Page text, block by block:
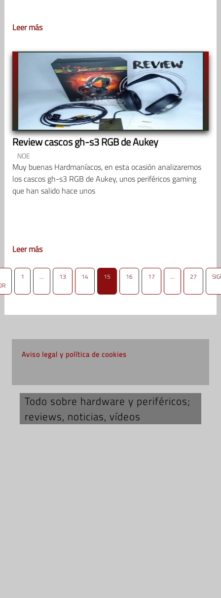
Leer más
Review cascos gh-s3 RGB de Aukey
NOE
Muy buenas Hardmaníacos, en esta ocasión analizaremos
los cascos gh-s3 RGB de Aukey, unos periféricos gaming
que han salido hace unos
Leer más
1 … 13 14 15 16 17 … 27
Aviso legal y política de cookies
Todo sobre hardware y periféricos;
reviews, noticias, vídeos